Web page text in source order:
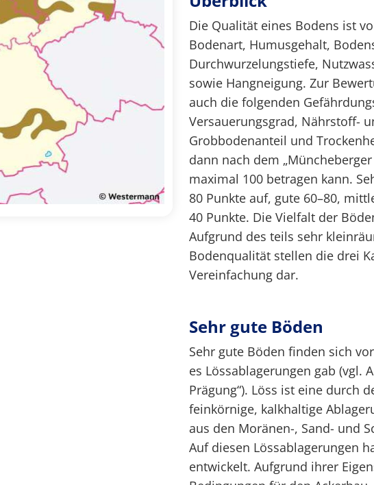
Die Qualität eines Bodens ist
Bodenart, Humusgehalt,
Durchwurzelungstiefe,
sowie Hangneigung. Zur
auch die folgenden
Versauerungsgrad, Nährstoff-
Grobbodenanteil und
dann nach dem
maximal 100 betragen kann.
80 Punkte auf, gute 60–80,
40 Punkte. Die Vielfalt der
Aufgrund des teils sehr
Bodenqualität stellen die drei
Vereinfachung dar.
Sehr gute Böden
Sehr gute Böden finden sich
es Lössablagerungen gab (vgl.
Prägung“). Löss ist eine durch
feinkörnige, kalkhaltige
aus den Moränen-, Sand- und
Auf diesen Lössablagerungen
entwickelt. Aufgrund ihrer